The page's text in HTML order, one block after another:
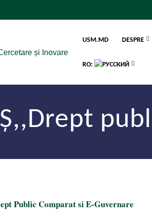
USM.MD DESPRE
RO:
Public Comparat si E-Guvernare